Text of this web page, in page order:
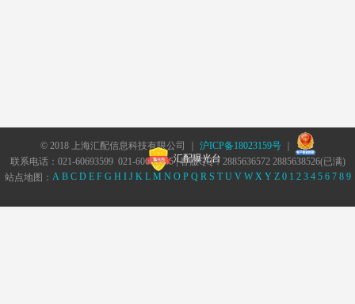
© 2018 上海汇配信息科技有限公司 ｜ 沪ICP备18023159号｜
汇配曝光台
联系电话：021-60693599 021-60693555 | 客服QQ：2885636572 2885638526(已满)
站点地图： A B C D E F G H I J K L M N O P Q R S T U V W X Y Z 0 1 2 3 4 5 6 7 8 9